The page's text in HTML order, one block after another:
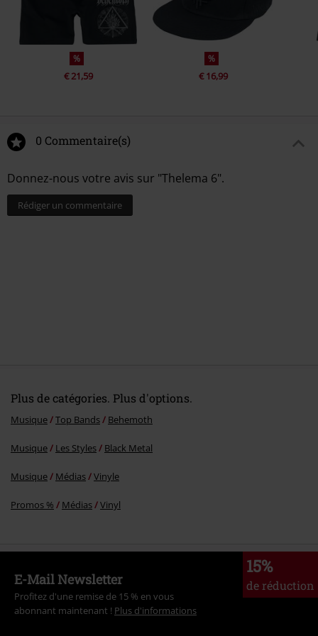
%
€ 21,59
%
€ 16,99
0 Commentaire(s)
Donnez-nous votre avis sur "Thelema 6".
Rédiger un commentaire
Plus de catégories. Plus d'options.
Musique Top Bands Behemoth
Musique Les Styles Black Metal
Musique Médias Vinyle
Promos % Médias Vinyl
15%
de réduction
E-Mail Newsletter
Profitez d'une remise de 15 % en vous
abonnant maintenant ! Plus d'informations